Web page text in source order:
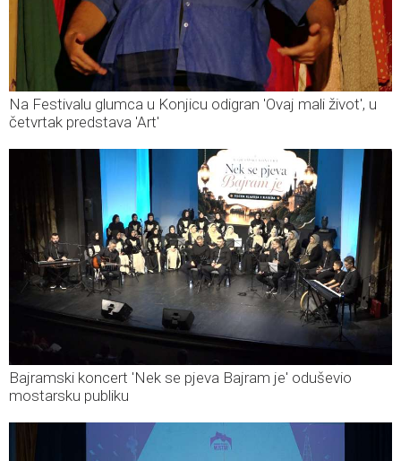
Na Festivalu glumca u Konjicu odigran 'Ovaj mali život', u
četvrtak predstava 'Art'
Bajramski koncert 'Nek se pjeva Bajram je' oduševio
mostarsku publiku